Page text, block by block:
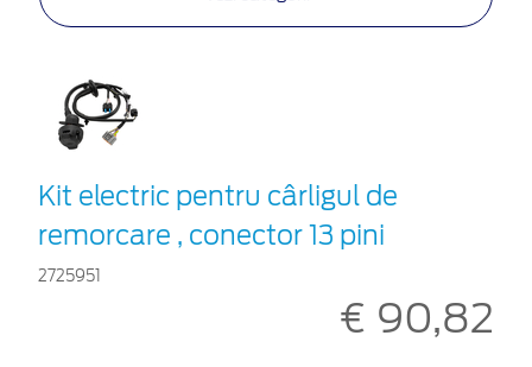
Kit electric pentru cârligul de
remorcare , conector 13 pini
2725951
€ 90,82